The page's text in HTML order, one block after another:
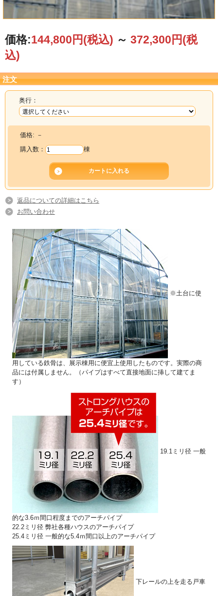
価格:144,800円(税込) ～ 372,300円(税
込)
注文
奥行：
価格: －
購入数：
棟
返品についての詳細はこちら
お問い合わせ
※土台に使
用している鉄骨は、展示棟用に便宜上使用したものです。実際の商
品には付属しません。（パイプはすべて直接地面に挿して建てま
す）
19.1ミリ径 一般
的な3.6ｍ間口程度までのアーチパイプ
22.2ミリ径 弊社各種ハウスのアーチパイプ
25.4ミリ径 一般的な5.4ｍ間口以上のアーチパイプ
下レールの上を走る戸車